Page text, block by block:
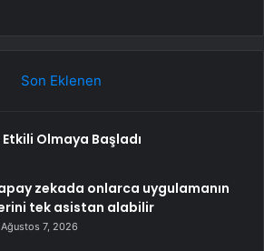
Son Eklenen
Olmaya Başladı
zekada onlarca uygulamanın
tek asistan alabilir
Ağustos 7, 2026